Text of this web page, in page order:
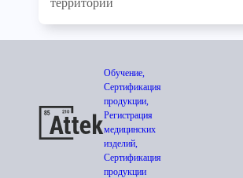
территорий
Обучение,
Сертификация
продукции,
Регистрация
медицинских
изделий,
Сертификация
продукции